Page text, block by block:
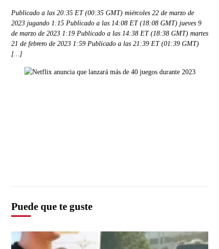
Publicado a las 20:35 ET (00:35 GMT) miércoles 22 de marzo de
2023 jugando 1:15 Publicado a las 14:08 ET (18:08 GMT) jueves 9
de marzo de 2023 1:19 Publicado a las 14:38 ET (18:38 GMT) martes
21 de febrero de 2023 1:59 Publicado a las 21:39 ET (01:39 GMT)
[…]
Puede que te guste